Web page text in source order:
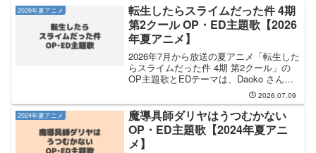
2026年夏アニメ
転生したらスライムだった件 4期
第2クール OP・ED主題歌【2026
年夏アニメ】
2026年7月から放送の夏アニメ「転生した
らスライムだった件 4期 第2クール」の
OP主題歌とEDテーマは、Daoko さんと
田所あずさ さんが担当します。OP主題
歌を手掛けるのは Daoko さんで、その
OP主題歌のタイトルは「TACT...
2026.07.09
2024年夏アニメ
魔導具師ダリヤはうつむかない
OP・ED主題歌【2024年夏アニ
メ】